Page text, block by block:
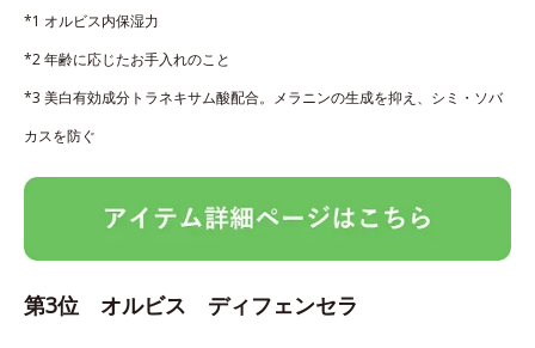
*1 オルビス内保湿力
*2 年齢に応じたお手入れのこと
*3 美白有効成分トラネキサム酸配合。メラニンの生成を抑え、シミ・ソバ
カスを防ぐ
第3位 オルビス ディフェンセラ